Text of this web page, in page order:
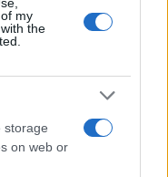
my
the
storage
on web or
(90.5%)
στερώντας
τίποτα με
πεζοί, ενώ οι
και στη συνέχεια
στην αρχική του